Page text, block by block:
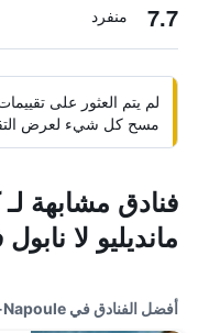
7.7 منفرد
لم يتم العثور على
مسح كل شيء لعرض
فنادق مشابهة
مانديليو لا
أفضل الفنادق في Mandelieu-la-Napoule